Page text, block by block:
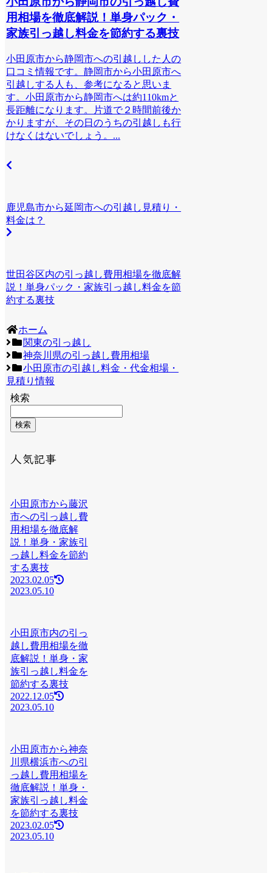
用相場を徹底解説！単身パック・
家族引っ越し料金を節約する裏技
小田原市から静岡市への引越しした人の
口コミ情報です。静岡市から小田原市へ
引越しする人も、参考になると思いま
す。小田原市から静岡市へは約110kmと
長距離になります。片道で２時間前後か
かりますが、その日のうちの引越しも行
けなくはないでしょう。...
鹿児島市から延岡市への引越し見積り・
料金は？
世田谷区内の引っ越し費用相場を徹底解
説！単身パック・家族引っ越し料金を節
約する裏技
ホーム
関東の引っ越し
神奈川県の引っ越し費用相場
小田原市の引越し料金・代金相場・
見積り情報
検索
検索
人気記事
小田原市から藤沢
市への引っ越し費
用相場を徹底解
説！単身・家族引
っ越し料金を節約
する裏技
2023.02.05
2023.05.10
小田原市内の引っ
越し費用相場を徹
底解説！単身・家
族引っ越し料金を
節約する裏技
2022.12.05
2023.05.10
小田原市から神奈
川県横浜市への引
っ越し費用相場を
徹底解説！単身・
家族引っ越し料金
を節約する裏技
2023.02.05
2023.05.10